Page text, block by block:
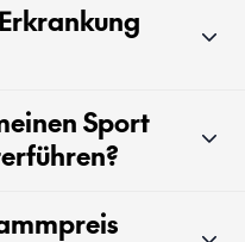
Sport